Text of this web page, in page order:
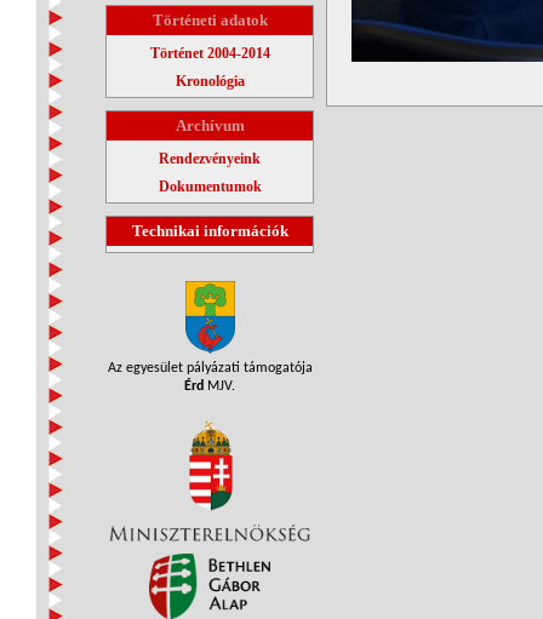
Történeti adatok
Történet 2004-2014
Kronológia
Archívum
Rendezvényeink
Dokumentumok
Technikai információk
Az egyesület pályázati támogatója
Érd MJV.